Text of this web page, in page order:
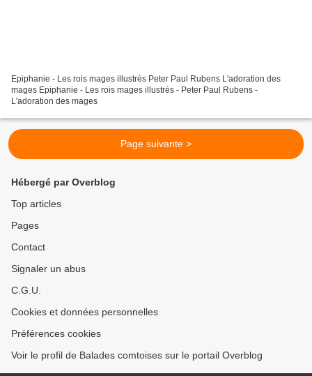
Epiphanie - Les rois mages illustrés Peter Paul Rubens L'adoration des
mages Epiphanie - Les rois mages illustrés - Peter Paul Rubens -
L'adoration des mages
Page suivante >
Hébergé par Overblog
Top articles
Pages
Contact
Signaler un abus
C.G.U.
Cookies et données personnelles
Préférences cookies
Voir le profil de Balades comtoises sur le portail Overblog